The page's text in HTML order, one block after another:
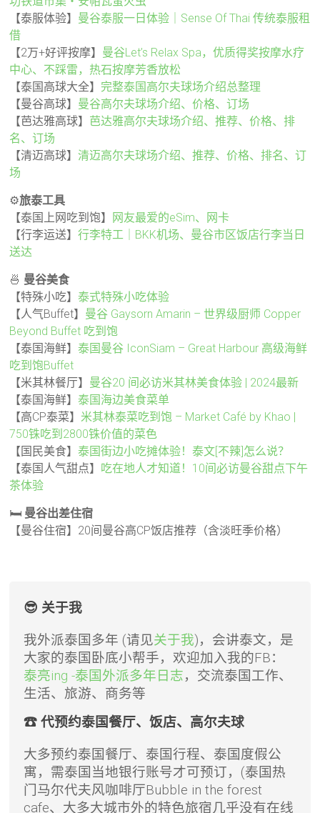
【泰服体验】 曼谷泰服一日体验｜Sense Of Thai 传统泰服租
借
【2万+好评按摩】 曼谷Let’s Relax Spa，优质得奖按摩水疗
中心、不踩雷，热石按摩芳香放松
【泰国高球大全】 完整泰国高尔夫球场介绍总整理
【曼谷高球】 曼谷高尔夫球场介绍、价格、订场
【芭达雅高球】 芭达雅高尔夫球场介绍、推荐、价格、排
名、订场
【清迈高球】 清迈高尔夫球场介绍、推荐、价格、排名、订
场
⚙️旅泰工具
【泰国上网吃到饱】
网友最爱的eSim、网卡
【行李运送】行李特工｜BKK机场、曼谷市区饭店行李当日
送达
🍜 曼谷美食
【特殊小吃】泰式特殊小吃体验
【人气Buffet】 曼谷 Gaysorn Amarin – 世界级厨师 Copper
Beyond Buffet 吃到饱
【泰国海鲜】泰国曼谷 IconSiam – Great Harbour 高级海鲜
吃到饱Buffet
【米其林餐厅】 曼谷20 间必访米其林美食体验 | 2024最新
【泰国海鲜】泰国海边美食菜单
【高CP泰菜】 米其林泰菜吃到饱 – Market Café by Khao |
750铢吃到2800铢价值的菜色
【国民美食】泰国街边小吃摊体验！泰文[不辣]怎么说？
【泰国人气甜点】 吃在地人才知道！10间必访曼谷甜点下午
茶体验
🛏️ 曼谷出差住宿
【曼谷住宿】20间曼谷高CP饭店推荐（含淡旺季价格）
😎 关于我
我外派泰国多年 (请见关于我)，会讲泰文，是
大家的泰国卧底小帮手，欢迎加入我的FB：
泰亮ing -泰国外派多年日志，交流泰国工作、
生活、旅游、商务等
☎ 代预约泰国餐厅、饭店、高尔夫球
大多预约泰国餐厅、泰国行程、泰国度假公
寓，需泰国当地银行账号才可预订，(泰国热
门马尔代夫风咖啡厅Bubble in the forest
cafe、大多大城市外的特色旅宿几乎没有在线